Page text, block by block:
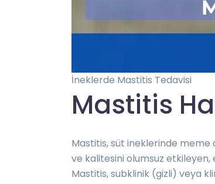
İneklerde Mastitis Tedavisi
Mastitis
Mastitis, süt ineklerinde meme
ve kalitesini olumsuz etkileyen,
Mastitis, subklinik (gizli) veya